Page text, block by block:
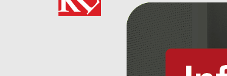
Kaiserslautern